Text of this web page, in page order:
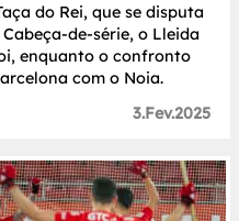
do Rei, que se disputa
de-série, o Lleida
enquanto o confronto
com o Noia.
3.Fev.2025